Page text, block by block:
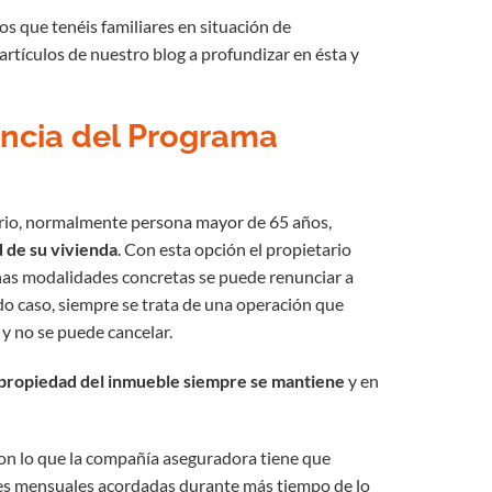
que tenéis familiares en situación de
de nuestro blog a profundizar en ésta y
del Programa
normalmente persona mayor de 65 años,
de su vivienda. Con esta opción el propietario
modalidades concretas se puede renunciar a
caso, siempre se trata de una operación que
no se puede cancelar.
del inmueble siempre se mantiene y en
lo que la compañía aseguradora tiene que
mensuales acordadas durante más tiempo de lo